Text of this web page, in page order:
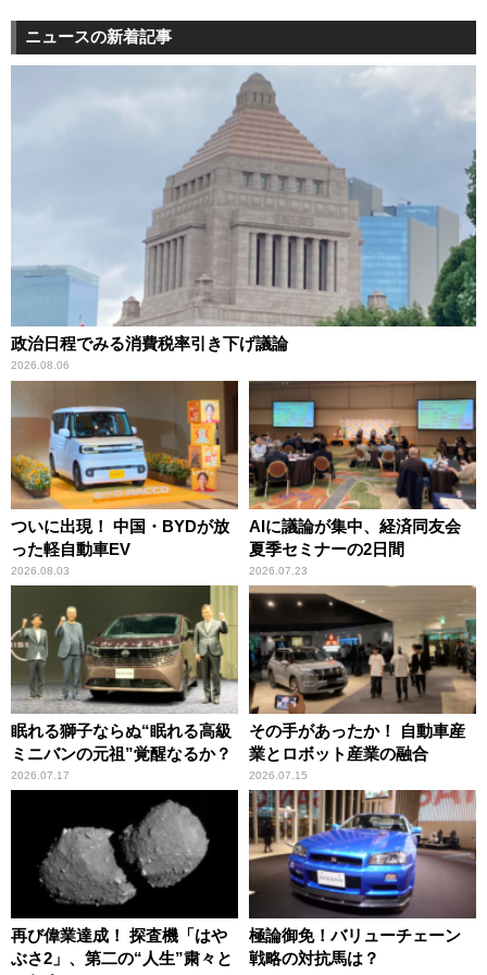
ニュースの新着記事
政治日程でみる消費税率引き下げ議論
2026.08.06
ついに出現！ 中国・BYDが放
った軽自動車EV
2026.08.03
AIに議論が集中、経済同友会
夏季セミナーの2日間
2026.07.23
眠れる獅子ならぬ“眠れる高級
ミニバンの元祖”覚醒なるか？
2026.07.17
その手があったか！ 自動車産
業とロボット産業の融合
2026.07.15
再び偉業達成！ 探査機「はや
ぶさ2」、第二の“人生”粛々と
極論御免！バリューチェーン
戦略の対抗馬は？